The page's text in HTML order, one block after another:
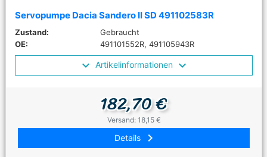
Servopumpe Dacia Sandero II SD 491102583R
Zustand:
Gebraucht
OE:
491101552R, 491105943R
Artikelinformationen
182,70 €
Versand: 18,15 €
Details keyboard_arrow_right